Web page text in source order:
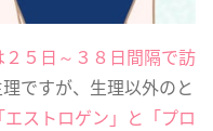
５日～３８日間隔で訪
ですが、生理以外のと
ストロゲン」と「プロ